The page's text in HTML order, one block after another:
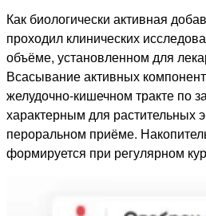
Как биологически активная
проходил клинических
объёме, установленном для
Всасывание активных
желудочно-кишечном тракте по
характерным для растительных
пероральном приёме.
формируется при регулярном